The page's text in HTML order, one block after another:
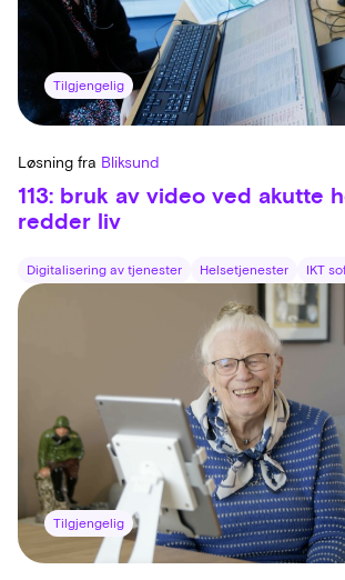
Tilgjengelig
Løsning fra Bliksund
113: bruk av video ved akutte
redder liv
Digitalisering av tjenester Helsetjenester IKT
Tilgjengelig